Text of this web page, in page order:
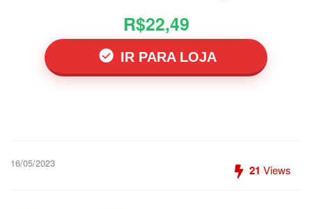
R$22,49
IR PARA LOJA
16/05/2023 21 Views